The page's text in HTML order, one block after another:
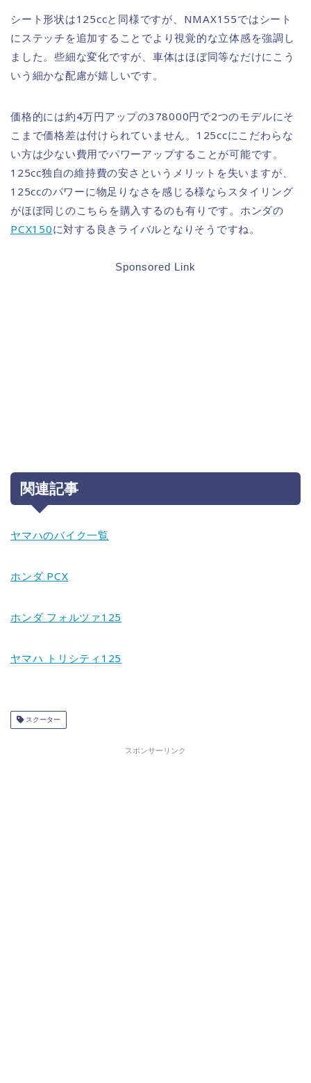
シート形状は125ccと同様ですが、NMAX155ではシート
にステッチを追加することでより視覚的な立体感を強調し
ました。些細な変化ですが、車体はほぼ同等なだけにこう
いう細かな配慮が嬉しいです。
価格的には約4万円アップの378000円で2つのモデルにそ
こまで価格差は付けられていません。125ccにこだわらな
い方は少ない費用でパワーアップすることが可能です。
125cc独自の維持費の安さというメリットを失いますが、
125ccのパワーに物足りなさを感じる様ならスタイリング
がほぼ同じのこちらを購入するのも有りです。ホンダの
PCX150に対する良きライバルとなりそうですね。
Sponsored Link
関連記事
ヤマハのバイク一覧
ホンダ PCX
ホンダ フォルツァ125
ヤマハ トリシティ125
スクーター
スポンサーリンク